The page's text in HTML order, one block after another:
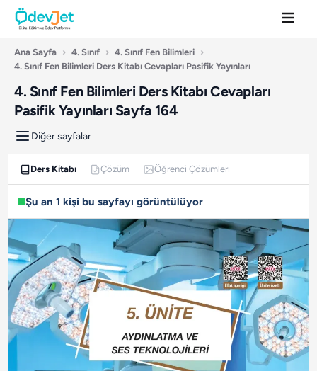
Ana Sayfa › 4. Sınıf › 4. Sınıf Fen Bilimleri ›
4. Sınıf Fen Bilimleri Ders Kitabı Cevapları Pasifik Yayınları
4. Sınıf Fen Bilimleri Ders Kitabı Cevapları
Pasifik Yayınları Sayfa 164
Diğer sayfalar
Ders Kitabı Çözüm Öğrenci Çözümleri
Şu an 1 kişi bu sayfayı görüntülüyor